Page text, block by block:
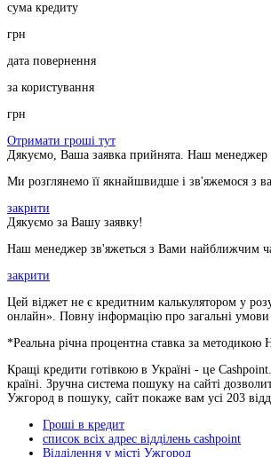
сума кредиту
грн
дата повернення
за користування
грн
Отримати гроші тут
Дякуємо, Ваша заявка прийнята. Наш менеджер
Ми розглянемо її якнайшвидше і зв'яжемося з
закрити
Дякуємо за Вашу заявку!
Наш менеджер зв'яжеться з Вами найближчим
закрити
Цей віджет не є кредитним калькулятором у
онлайн». Повну інформацію про загальні умови
*Реальна річна процентна ставка за методикою
Кращі кредити готівкою в Україні - це
країні. Зручна система пошуку на сайті
Ужгород в пошуку, сайт покаже вам усі 203
Гроші в кредит
список всіх адрес відділень cashpoint
Відділення у місті Ужгород